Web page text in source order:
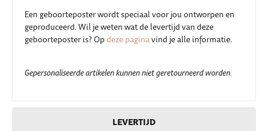
LEVERTIJD
Een geboorteposter wordt speciaal voor jou ontworpen en
geproduceerd. Wil je weten wat de levertijd van deze
geboorteposter is? Opdeze paginavind je alle informatie.
Gepersonaliseerde artikelen kunnen niet geretourneerd worden.